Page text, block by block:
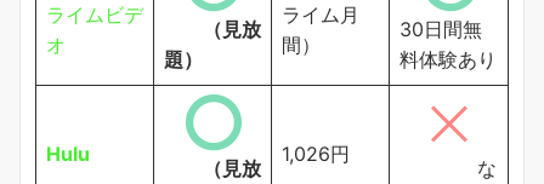
ライムビデ
オ
（見放
題）
ライム月
間）
30日間無
料体験あり
Hulu
（見放
1,026円
な